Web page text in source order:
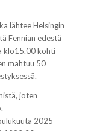
lähtee Helsingin
Fennian edestä
klo15.00 kohti
mahtuu 50
joten
2025